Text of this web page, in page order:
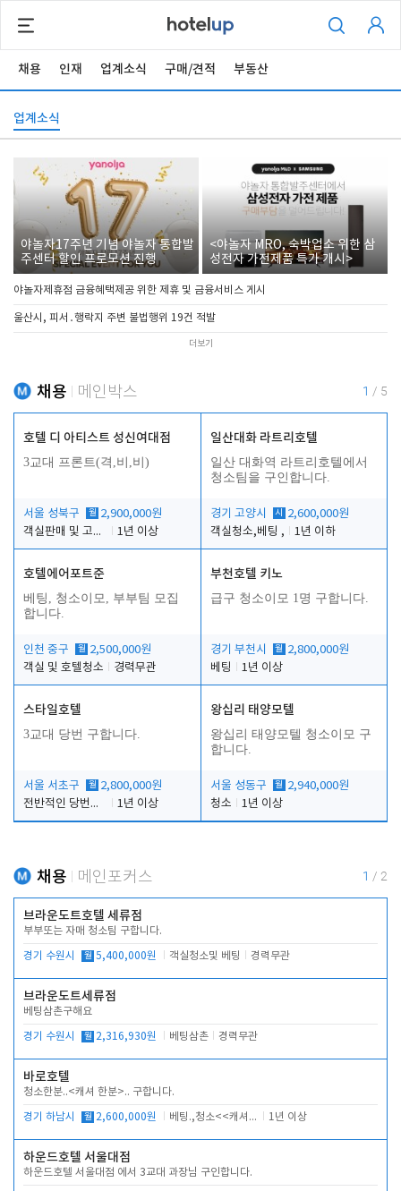
채용 인재 업계소식 구매/견적 부동산
업계소식
야놀자17주년 기념 야놀자 통합발
주센터 할인 프로모션 진행
<야놀자 MRO, 숙박업소 위한 삼
성전자 가전제품 특가 개시>
야놀자제휴점 금융혜택제공 위한 제휴 및 금융서비스 게시
울산시, 피서․행락지 주변 불법행위 19건 적발
더보기
채용 메인박스 1 / 5
호텔 디 아티스트 성신여대점
3교대 프론트(격,비,비)
서울 성북구 월 2,900,000원
객실판매 및 고객응대
1년 이상
일산대화 라트리호텔
일산 대화역 라트리호텔에서
청소팀을 구인합니다.
경기 고양시 시
2,600,000원
객실청소,베팅 ,
1년 이하
호텔에어포트준
베팅, 청소이모, 부부팀 모집
합니다.
인천 중구 월 2,500,000원
객실 및 호텔청소
경력무관
부천호텔 키노
급구 청소이모 1명 구합니다.
경기 부천시 월 2,800,000원
베팅
1년 이상
스타일호텔
3교대 당번 구합니다.
서울 서초구 월 2,800,000원
전반적인 당번업무
1년 이상
왕십리 태양모텔
왕십리 태양모텔 청소이모 구
합니다.
서울 성동구 월 2,940,000원
청소
1년 이상
채용 메인포커스 1 / 2
브라운도트호텔 세류점
부부또는 자매 청소팀 구합니다.
경기 수원시 월 5,400,000원 객실청소및 베팅 경력무관
브라운도트세류점
베팅삼촌구해요
경기 수원시 월 2,316,930원 베팅삼촌 경력무관
바로호텔
청소한분..<캐셔 한분>.. 구합니다.
경기 하남시 월 2,600,000원 베팅.,청소<<캐셔 모셔봅니다. 1년 이상
하운드호텔 서울대점
하운드호텔 서울대점 에서 3교대 과장님 구인합니다.